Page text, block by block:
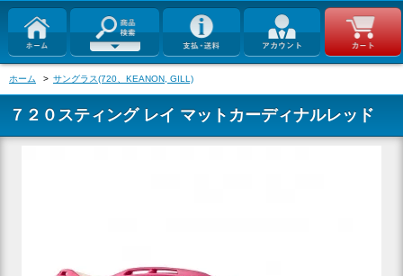
ホーム > サングラス(720、KEANON, GILL)
７２０スティング レイ マットカーディナルレッド